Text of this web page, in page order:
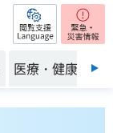
閲覧支援
医療・健康・福